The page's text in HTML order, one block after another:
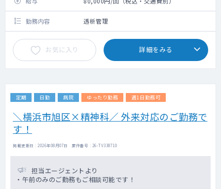
勤務内容 透析管理
お気に入り 詳細をみる
定期 日勤 病院 ゆったり勤務 週1日勤務可
＼横浜市旭区×精神科／ 外来対応のご勤務で
す！
掲載更新日 : 2026年08月07日 案件番号 : 26-TV338710
担当エージェントより
・午前のみのご勤務もご相談可能です！